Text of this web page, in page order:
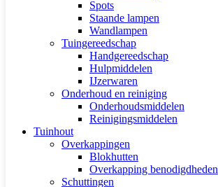
Spots
Staande lampen
Wandlampen
Tuingereedschap
Handgereedschap
Hulpmiddelen
IJzerwaren
Onderhoud en reiniging
Onderhoudsmiddelen
Reinigingsmiddelen
Tuinhout
Overkappingen
Blokhutten
Overkapping benodigdheden
Schuttingen